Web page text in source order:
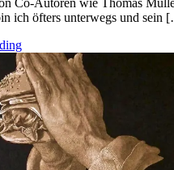
ich öfters unterwegs und sein